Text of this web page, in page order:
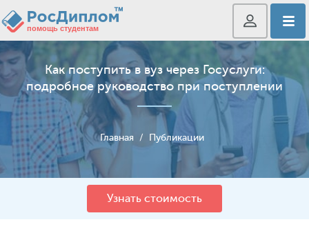
Как поступить в вуз через Госуслуги:
подробное руководство при поступлении
Главная / Публикации
Узнать стоимость